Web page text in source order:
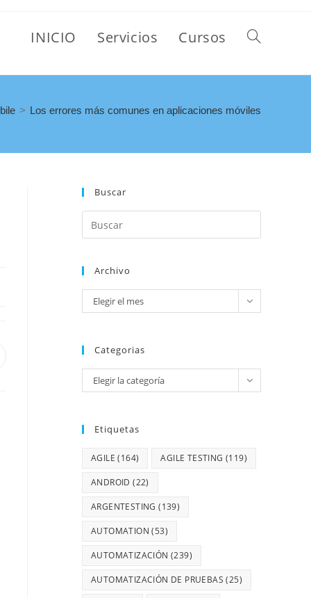
INICIO Servicios Cursos
> Los errores más comunes en aplicaciones móviles
Buscar
Archivo
Elegir el mes
Categorias
Elegir la categoría
Etiquetas
AGILE (164) AGILE TESTING (119)
ANDROID (22)
ARGENTESTING (139)
AUTOMATION (53)
AUTOMATIZACIÓN (239)
AUTOMATIZACIÓN DE PRUEBAS (25)